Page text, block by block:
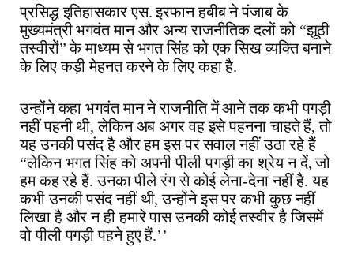
प्रसिद्ध इतिहासकार एस. इरफान हबीब ने पंजाब के
मुख्यमंत्री भगवंत मान और अन्य राजनीतिक दलों को “झूठी
तस्वीरों” के माध्यम से भगत सिंह को एक सिख व्यक्ति बनाने
के लिए कड़ी मेहनत करने के लिए कहा है.
उन्होंने कहा भगवंत मान ने राजनीति में आने तक कभी पगड़ी
नहीं पहनी थी, लेकिन अब अगर वह इसे पहनना चाहते हैं, तो
यह उनकी पसंद है और हम इस पर सवाल नहीं उठा रहे हैं
“लेकिन भगत सिंह को अपनी पीली पगड़ी का श्रेय न दें, जो
हम कह रहे हैं. उनका पीले रंग से कोई लेना-देना नहीं है. यह
कभी उनकी पसंद नहीं थी, उन्होंने इस पर कभी कुछ नहीं
लिखा है और न ही हमारे पास उनकी कोई तस्वीर है जिसमें
वो पीली पगड़ी पहने हुए हैं.’’